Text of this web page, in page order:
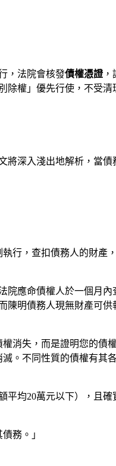
，法院會核發債權憑證，
除權」優先行使，不受
將深入淺出地解析，當
行，查扣債務人的財產
院應命債權人於一個月
陳明債務人現無財產可
消失，而是證明您的債
。不同性質的債權有其
平均20萬元以下），且
務。」